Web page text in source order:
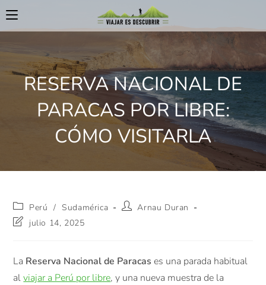
RESERVA NACIONAL DE
PARACAS POR LIBRE:
CÓMO VISITARLA
Perú / Sudamérica
Arnau Duran
julio 14, 2025
La Reserva Nacional de Paracas es una parada habitual
alviajar a Perú por libre, y una nueva muestra de la